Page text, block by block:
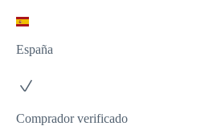
España
Comprador verificado